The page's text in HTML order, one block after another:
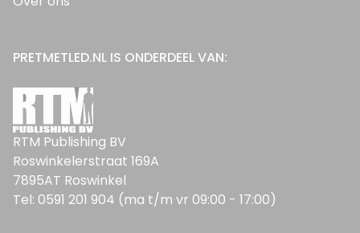
PRETMETLED.NL IS ONDERDEEL VAN:
RTM Publishing BV
Roswinkelerstraat 169A
7895AT Roswinkel
Tel: 0591 201 904 (ma t/m vr 09:00 - 17:00)